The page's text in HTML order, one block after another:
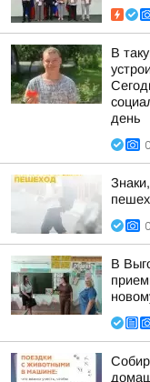
В
день
В